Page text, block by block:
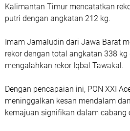
Kalimantan Timur mencatatkan
putri dengan angkatan 212 kg.
Imam Jamaludin dari Jawa Barat
rekor dengan total angkatan 338
mengalahkan rekor Iqbal Tawakal.
Dengan pencapaian ini, PON XXI
meninggalkan kesan mendalam
kemajuan signifikan dalam cabang